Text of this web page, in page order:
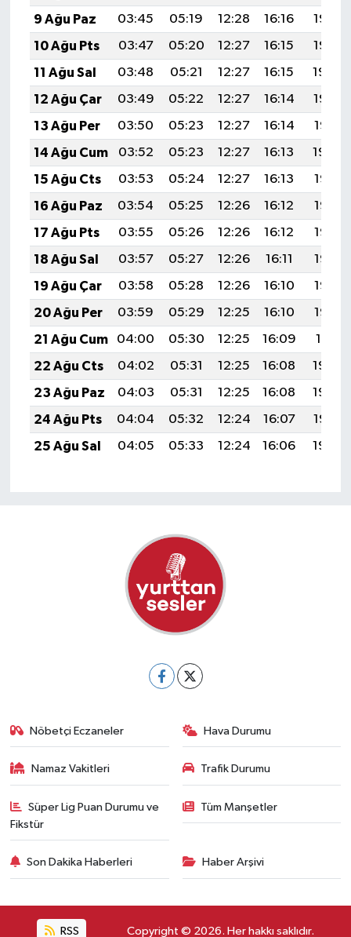
9 Ağu Paz
03:45 05:19 12:28 16:16
19:26
10 Ağu Pts
03:47 05:20 12:27 16:15
19:25
11 Ağu Sal
03:48 05:21 12:27 16:15
19:24
12 Ağu Çar
03:49 05:22 12:27 16:14
19:22
13 Ağu Per
03:50 05:23 12:27 16:14
19:21
14 Ağu Cum
03:52 05:23 12:27 16:13
19:20
15 Ağu Cts
03:53 05:24 12:27 16:13
19:19
16 Ağu Paz
03:54 05:25 12:26 16:12
19:17
17 Ağu Pts
03:55 05:26 12:26 16:12
19:16
18 Ağu Sal
03:57 05:27 12:26 16:11
19:15
19 Ağu Çar
03:58 05:28 12:26 16:10
19:13
20 Ağu Per
03:59 05:29 12:25 16:10
19:12
21 Ağu Cum
04:00 05:30 12:25 16:09
19:11
22 Ağu Cts
04:02 05:31 12:25 16:08
19:09
23 Ağu Paz
04:03 05:31 12:25 16:08
19:08
24 Ağu Pts
04:04 05:32 12:24 16:07
19:07
25 Ağu Sal
04:05 05:33 12:24 16:06 19:05
Nöbetçi Eczaneler Hava Durumu
Namaz Vakitleri Trafik Durumu
Süper Lig Puan Durumu ve
Fikstür
Tüm Manşetler
Son Dakika Haberleri Haber Arşivi
RSS Copyright © 2026. Her hakkı saklıdır.